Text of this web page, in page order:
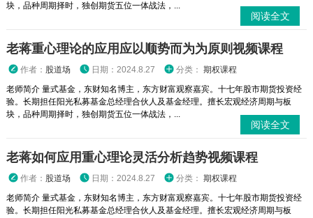
块，品种周期择时，独创期货五位一体战法，...
阅读全文
老蒋重心理论的应用应以顺势而为为原则视频课程
作者： 股道场 日期：2024.8.27 分类： 期权课程
老师简介 量式基金，东财知名博主，东方财富观察嘉宾。十七年股市期货投资经
验。长期担任阳光私募基金总经理合伙人及基金经理。擅长宏观经济周期与板
块，品种周期择时，独创期货五位一体战法，...
阅读全文
老蒋如何应用重心理论灵活分析趋势视频课程
作者： 股道场 日期：2024.8.27 分类： 期权课程
老师简介 量式基金，东财知名博主，东方财富观察嘉宾。十七年股市期货投资经
验。长期担任阳光私募基金总经理合伙人及基金经理。擅长宏观经济周期与板